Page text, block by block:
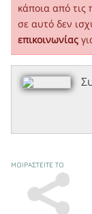
κάποια από τις
σε αυτό δεν
επικοινωνίας
ΜΟΙΡΑΣΤΕΙΤΕ ΤΟ